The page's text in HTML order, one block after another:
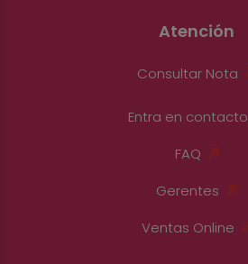
Atención
Consultar Nota
Entra en contacto
FAQ
Gerentes
Ventas Online